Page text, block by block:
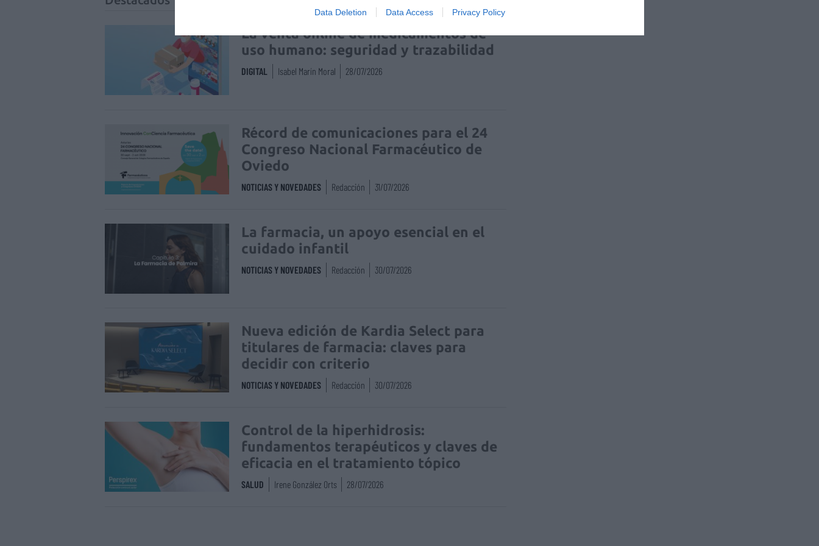
Data Deletion Data Access Privacy Policy
La venta online de medicamentos de
uso humano: seguridad y trazabilidad
DIGITAL Isabel Marín Moral 28/07/2026
Récord de comunicaciones para el 24
Congreso Nacional Farmacéutico de
Oviedo
NOTICIAS Y NOVEDADES Redacción 31/07/2026
La farmacia, un apoyo esencial en el
cuidado infantil
NOTICIAS Y NOVEDADES Redacción 30/07/2026
Nueva edición de Kardia Select para
titulares de farmacia: claves para
decidir con criterio
NOTICIAS Y NOVEDADES Redacción 30/07/2026
Control de la hiperhidrosis:
fundamentos terapéuticos y claves de
eficacia en el tratamiento tópico
SALUD Irene González Orts 28/07/2026